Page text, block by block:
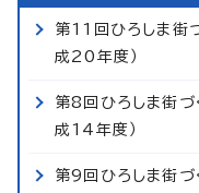
第11回ひろしま街
成20年度）
第8回ひろしま街づ
成14年度）
第9回ひろしま街づ